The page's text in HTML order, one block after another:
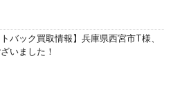
トバック買取情報】兵庫県西宮市T様、
いました！